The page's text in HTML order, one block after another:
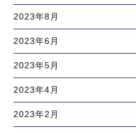
2023年8月
2023年6月
2023年5月
2023年4月
2023年2月